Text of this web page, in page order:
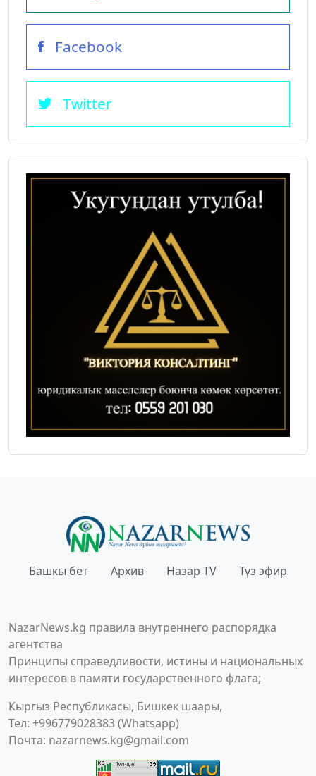
Facebook
Twitter
Башкы бет Архив Назар TV Түз эфир
NazarNews.kg правила внутреннего распорядка
агентства
Принципы справедливости, истины и национальных
интересов в памяти государственного флага;
Кыргыз Республикасы, Бишкек шаары,
Тел: +996779028383 (Whatsapp)
Почта: nazarnews.kg@gmail.com